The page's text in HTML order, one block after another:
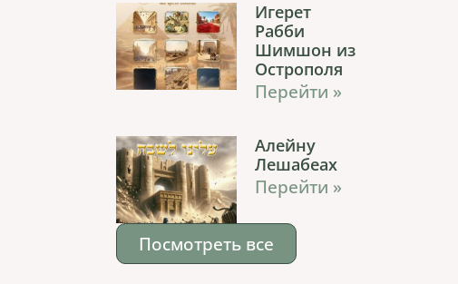
Игерет
Рабби
Шимшон из
Острополя
Перейти »
Алейну
Лешабеах
Перейти »
Посмотреть все